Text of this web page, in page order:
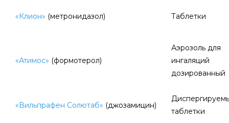
«Клион» (метронидазол) Таблетки
«Атимос» (формотерол)
Аэрозоль для
ингаляций
дозированный
«Вильпрафен Солютаб» (джозамицин)
таблетки